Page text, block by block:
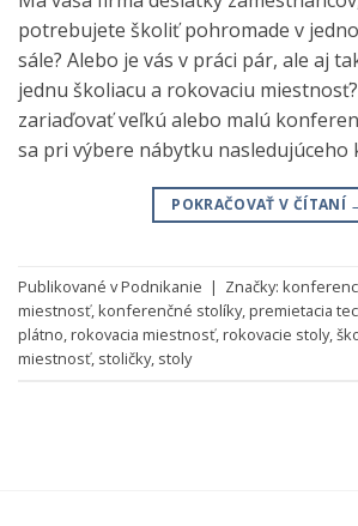
potrebujete školiť pohromade v
sále? Alebo je vás v práci pár, ale aj
jednu školiacu a rokovaciu
zariaďovať veľkú alebo malú
sa pri výbere nábytku nasledujúceho
POKRAČOVAŤ V ČÍTANÍ
Publikované vPodnikanie | Značky:
miestnosť,konferenčné stolíky,premietacia
plátno,rokovacia miestnosť,rokovacie stoly,
miestnosť, stoličky, stoly